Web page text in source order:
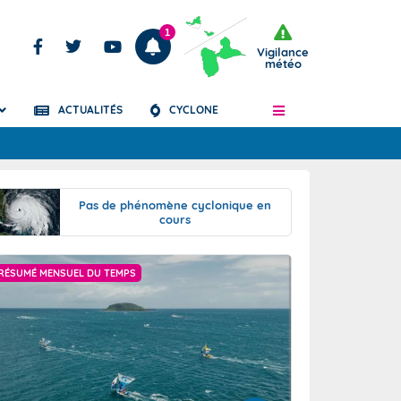
Articles
1
Vigilance
météo
ACTUALITÉS CYCLONE
Pas de phénomène cyclonique en
cours
MENSUEL DU TEMPS